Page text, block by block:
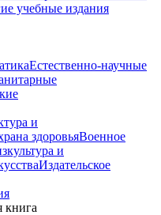
учебные издания
Естественно-научные
и
здоровьяВоенное
и
Издательское
книга